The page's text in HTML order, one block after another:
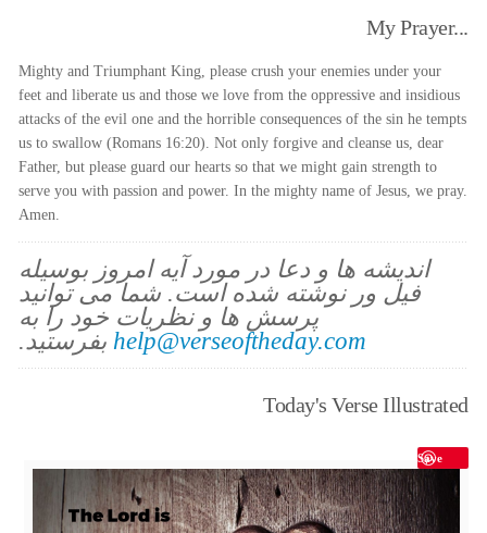
My Prayer...
Mighty and Triumphant King, please crush your enemies under your
feet and liberate us and those we love from the oppressive and insidious
attacks of the evil one and the horrible consequences of the sin he tempts
us to swallow (Romans 16:20). Not only forgive and cleanse us, dear
Father, but please guard our hearts so that we might gain strength to
serve you with passion and power. In the mighty name of Jesus, we pray.
Amen.
اندیشه ها و دعا در مورد آیه امروز بوسیله
فیل ور نوشته شده است. شما می توانید
پرسش ها و نظریات خود را به
help@verseoftheday.com بفرستید.
Today's Verse Illustrated
Save